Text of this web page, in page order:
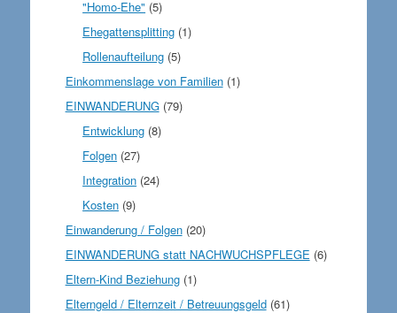
"Homo-Ehe" (5)
Ehegattensplitting (1)
Rollenaufteilung (5)
Einkommenslage von Familien(1)
EINWANDERUNG(79)
Entwicklung (8)
Folgen (27)
Integration (24)
Kosten (9)
Einwanderung / Folgen(20)
EINWANDERUNG statt NACHWUCHSPFLEGE (6)
Eltern-Kind Beziehung(1)
Elterngeld / Elternzeit / Betreuungsgeld(61)